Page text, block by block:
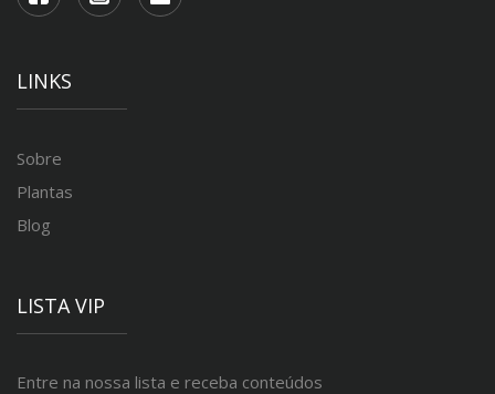
LINKS
Sobre
Plantas
Blog
LISTA VIP
Entre na nossa lista e receba conteúdos